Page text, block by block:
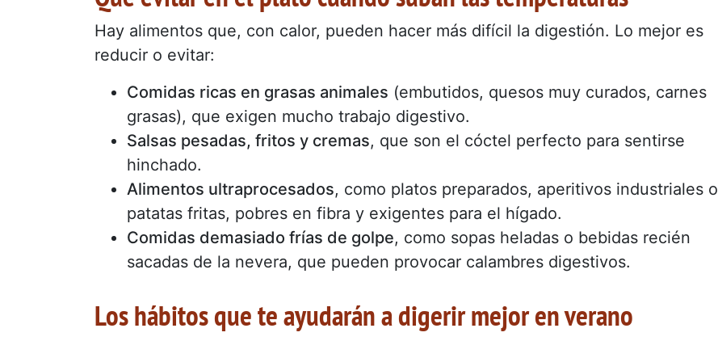
Hay alimentos que, con calor, pueden hacer más difícil la digestión. Lo mejor es
reducir o evitar:
Comidas ricas en grasas animales (embutidos, quesos muy curados, carnes
grasas), que exigen mucho trabajo digestivo.
Salsas pesadas, fritos y cremas, que son el cóctel perfecto para sentirse
hinchado.
Alimentos ultraprocesados, como platos preparados, aperitivos industriales o
patatas fritas, pobres en fibra y exigentes para el hígado.
Comidas demasiado frías de golpe, como sopas heladas o bebidas recién
sacadas de la nevera, que pueden provocar calambres digestivos.
Los hábitos que te ayudarán a digerir mejor en verano